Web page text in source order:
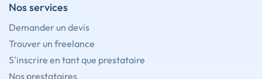
Nos services
Demander un devis
Trouver un freelance
S'inscrire en tant que prestataire
Nos prestataires